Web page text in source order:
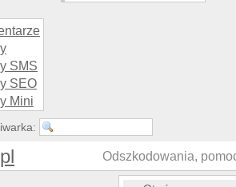
SMS
SEO
Mini
Odszkodowania,